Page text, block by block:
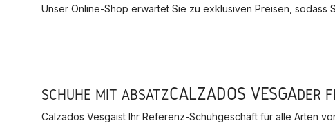
Unser Online-Shop erwartet Sie zu exklusiven Preisen, sodass
SCHUHE MIT ABSATZCALZADOS VESGADER
Calzados Vesgaist Ihr Referenz-Schuhgeschäft für alle Arten